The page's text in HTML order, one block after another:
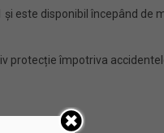
este disponibil începând de
protecție împotriva